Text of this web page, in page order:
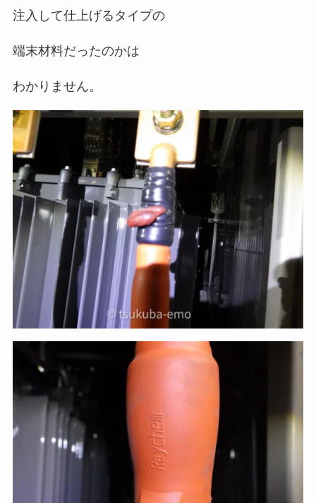
注入して仕上げるタイプの
端末材料だったのかは
わかりません。